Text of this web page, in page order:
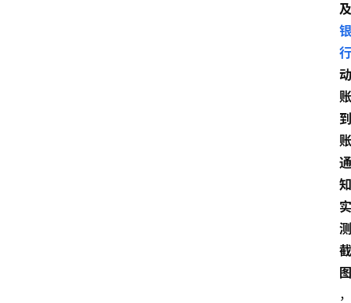
及
银
行
动
账
到
账
通
知
实
测
截
图
，